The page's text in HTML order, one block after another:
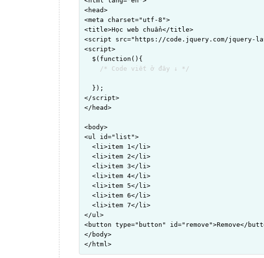
<head>
<meta charset="utf-8">
<title>Học web chuẩn</title>
<script src="https://code.jquery.com/jquery-
<script>
  $(function(){
/* Code viết ở đây ↓ */
  });
</script>
</head>
<body>
<ul id="list">
  <li>item 1</li>
  <li>item 2</li>
  <li>item 3</li>
  <li>item 4</li>
  <li>item 5</li>
  <li>item 6</li>
  <li>item 7</li>
</ul>
<button type="button" id="remove">Remove</
</body>
</html>